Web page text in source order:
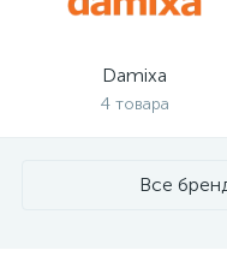
Damixa
4 товара
Все